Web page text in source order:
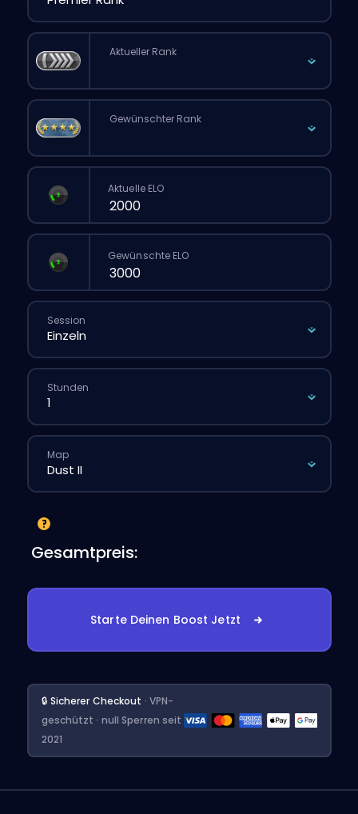
Aktueller Rank
Gewünschter Rank
Aktuelle ELO
Gewünschte ELO
Session
Stunden
Map
Gesamtpreis:
Starte Deinen Boost Jetzt
🔒 Sicherer Checkout · VPN-
geschützt · null Sperren seit
2021